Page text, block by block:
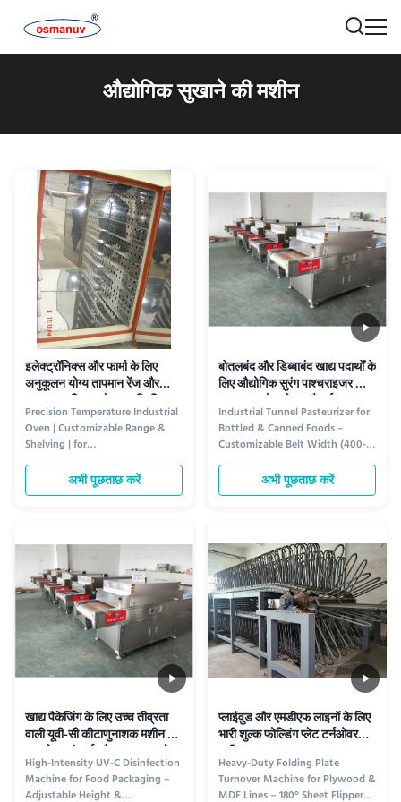
औद्योगिक सुखाने की मशीन
इलेक्ट्रॉनिक्स और फार्मा के लिए
अनुकूलन योग्य तापमान रेंज और
समान ताप वितरण के साथ प्रिसिजन
इंडस्ट्रियल ओवन
Precision Temperature Industrial
Oven | Customizable Range &
Shelving | for
Electronics/Chemical/Pharma
Drying & Curing Product
Overview This single industrial
heat treating of various materials
in batch processes. It features
uniform ...
अभी पूछताछ करें
बोतलबंद और डिब्बाबंद खाद्य पदार्थों के
लिए औद्योगिक सुरंग पाश्चराइजर ️
अनुकूलन योग्य बेल्ट चौड़ाई (400-
2000 मिमी) और बहु-चरण तापमान
नियंत्रण
Industrial Tunnel Pasteurizer for
Bottled & Canned Foods –
Customizable Belt Width (400-
2000mm) & Multi-Stage
Temperature Control Product
Overview This customizable
beverage, pharmaceutical, and
laboratory products to eliminate
...
अभी पूछताछ करें
खाद्य पैकेजिंग के लिए उच्च तीव्रता
वाली यूवी-सी कीटाणुनाशक मशीन ️
समायोज्य ऊंचाई और अनुकूलन योग्य
बेल्ट चौड़ाई
High-Intensity UV-C Disinfection
Machine for Food Packaging –
Adjustable Height &
प्लाईवुड और एमडीएफ लाइनों के लिए
भारी शुल्क फोल्डिंग प्लेट टर्नओवर
मशीन
Heavy-Duty Folding Plate
Turnover Machine for Plywood &
MDF Lines – 180° Sheet Flipper